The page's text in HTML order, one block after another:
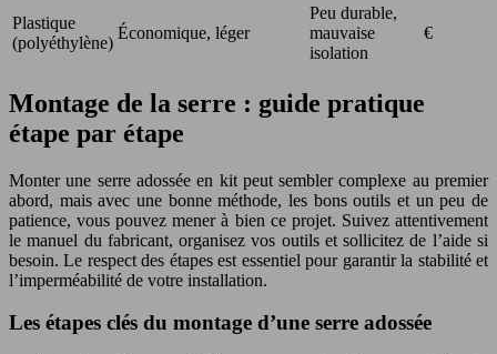
Plastique
(polyéthylène)
Économique, léger
Peu durable,
mauvaise
isolation
€
Montage de la serre : guide pratique
étape par étape
Monter une serre adossée en kit peut sembler complexe au premier
abord, mais avec une bonne méthode, les bons outils et un peu de
patience, vous pouvez mener à bien ce projet. Suivez attentivement
le manuel du fabricant, organisez vos outils et sollicitez de l’aide si
besoin. Le respect des étapes est essentiel pour garantir la stabilité et
l’imperméabilité de votre installation.
Les étapes clés du montage d’une serre adossée